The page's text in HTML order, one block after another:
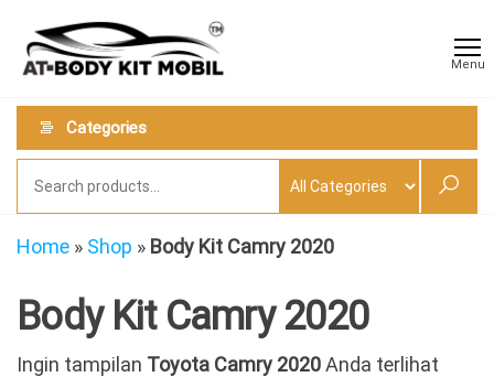
the
content
Kit
Mobil
Menu
Categories
Home » Shop » Body Kit Camry 2020
Body Kit Camry 2020
Ingin tampilan Toyota Camry 2020Anda terlihat